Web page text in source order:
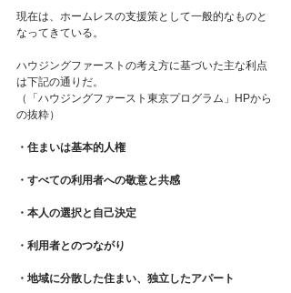
現在は、ホームレスの支援策として一般的なものと
なってきている。
ハウジングファーストの考え方に基づいた主な利点
は下記の通りだ。
（「ハウジングファースト東京プログラム」HPから
の抜粋）
・住まいは基本的人権
・すべての利用者への敬意と共感
・本人の選択と自己決定
・利用者とのつながり
・地域に分散した住まい、独立したアパート